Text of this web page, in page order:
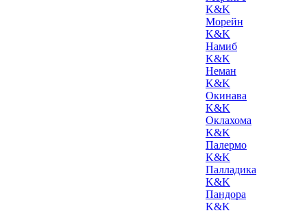
K&K
Морейн
K&K
Намиб
K&K
Неман
K&K
Окинава
K&K
Оклахома
K&K
Палермо
K&K
Палладика
K&K
Пандора
K&K